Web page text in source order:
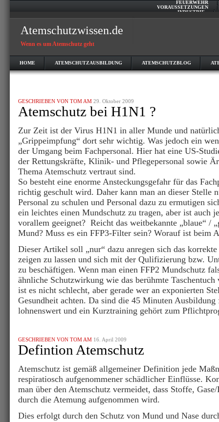
FEUERWEHR
VORAUSSETZUNGEN
INDUSTRIE
Atemschutzwissen.de
Wenn es um Atemschutz geht
HOME ATEMSCHUTZAUSBILDUNG ATEMSCHUTZBLOG
GESCHRIEBEN VON TOM AM 29. Oktober 2009
Atemschutz bei H1N1 ?
Zur Zeit ist der Virus H1N1 in aller Munde und
„Grippeimpfung“ dort sehr wichtig. Was jedoch ein
der Umgang beim Fachpersonal. Hier hat eine US-
der Rettungskräfte, Klinik- und Pflegepersonal sowie
Thema Atemschutz vertraut sind.
So besteht eine enorme Ansteckungsgefahr für das
richtig geschult wird. Daher kann man an dieser Stelle
Personal zu schulen und Personal dazu zu ermutigen
ein leichtes einen Mundschutz zu tragen, aber ist auch
vorallem geeignet? Reicht das weitbekannte „blaue“ /
Mund? Muss es ein FFP3-Filter sein? Worauf ist beim
Dieser Artikel soll „nur“ dazu anregen sich das
zeigen zu lassen und sich mit der Qulifizierung bzw.
zu beschäftigen. Wenn man einen FFP2 Mundschutz
ähnliche Schutzwirkung wie das berühmte
ist es nicht schlecht, aber gerade wer an exponierten
Gesundheit achten. Da sind die 45 Minuten Ausbildung
lohnenswert und ein Kurztraining gehört zum
GESCHRIEBEN VON TOM AM 16. April 2009
Defintion Atemschutz
Atemschutz ist gemäß allgemeiner Definition jede
respiratiosch aufgenommener schädlicher Einflüsse.
man über den Atemschutz vermeidet, dass Stoffe,
durch die Atemung aufgenommen wird.
Dies erfolgt durch den Schutz von Mund und Nase